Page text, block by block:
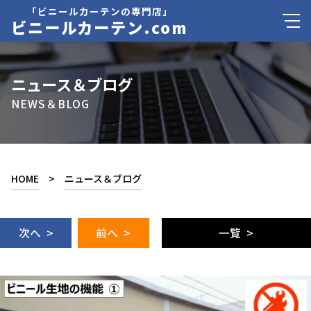
「ビニールカーテンの専門店」
ビニールカーテン.com
ニュース＆ブログ
NEWS＆BLOG
HOME > ニュース＆ブログ
次へ > 前へ > 一覧 >